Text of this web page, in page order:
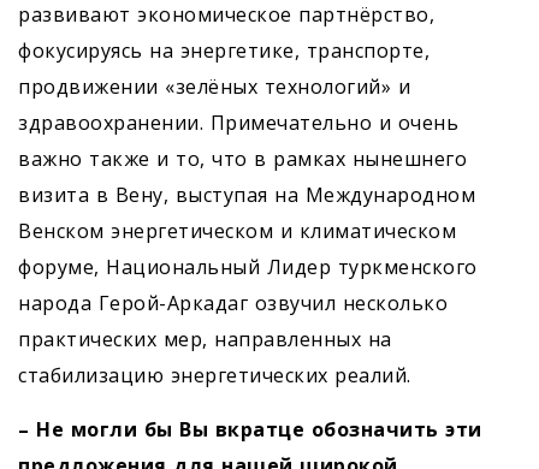
развивают экономическое партнёрство,
фокусируясь на энергетике, транспорте,
продвижении «зелёных технологий» и
здравоохранении. Примечательно и очень
важно также и то, что в рамках нынешнего
визита в Вену, выступая на Международном
Венском энергетическом и климатическом
форуме, Национальный Лидер туркменского
народа Герой-Аркадаг озвучил несколько
практических мер, направленных на
стабилизацию энергетических реалий.
– Не могли бы Вы вкратце обозначить эти